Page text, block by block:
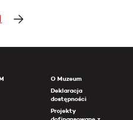
O Muzeum
Deklaracja
dostępności
Projekty